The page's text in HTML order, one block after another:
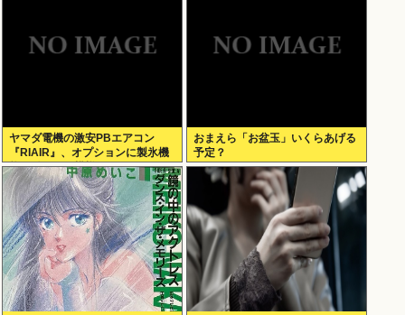
ヤマダ電機の激安PBエアコン
『RIAIR』、オプションに製氷機
能も付いてた模様www
おまえら「お盆玉」いくらあげる
予定？